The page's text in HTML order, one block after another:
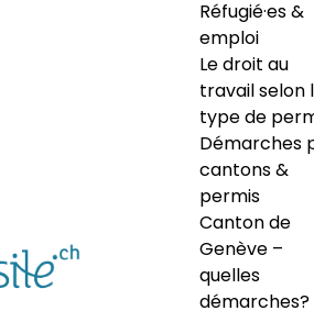
Réfugié·es &
emploi
Le droit au
travail selon
type de
Démarches
cantons &
permis
Canton de
Genève –
quelles
démarches?